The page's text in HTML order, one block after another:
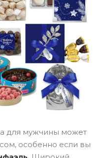
для мужчины может
особенно если вы